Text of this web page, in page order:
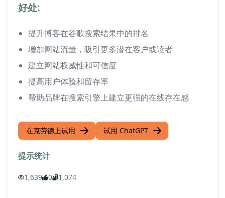
好处:
提升博客在谷歌搜索结果中的排名
增加网站流量，吸引更多潜在客户或读者
建立网站权威性和可信度
提高用户体验和留存率
帮助品牌在搜索引擎上建立更强的在线存在感
在克劳德上试用 试用 ChatGPT
提示统计
1,639 0 1,074